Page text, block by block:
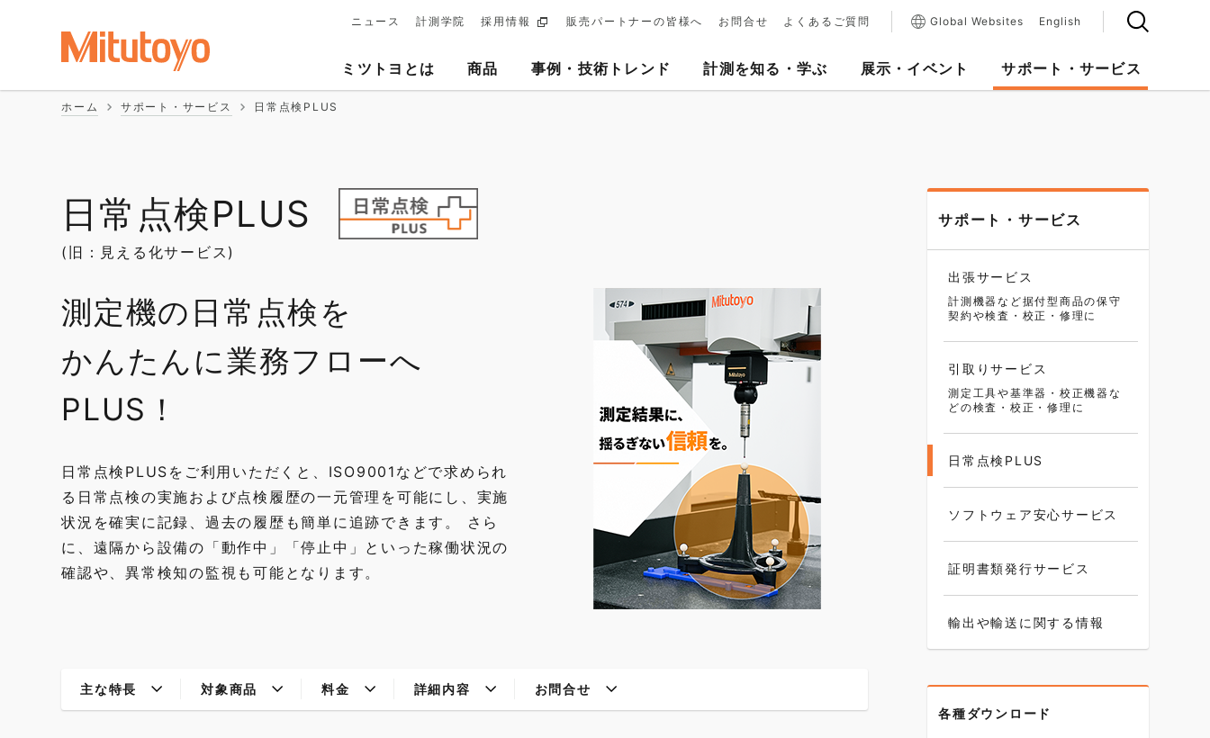
Secondary
Navigation
ミツトヨとは 商品 事例・技術トレンド 計測を知る・学ぶ 展示・イベント サポート・サービス
メ
イ
ン
ビ
ゲ
ニュース 計測学院 採用情報 販売パートナーの皆様へ お問合せ よくあるご質問 Global Websites English
ホーム サポート・サービス 日常点検PLUS
日常点検PLUS
(旧：見える化サービス)
測定機の日常点検を
かんたんに業務フローへ
PLUS！
日常点検PLUSをご利用いただくと、ISO9001などで求められ
る日常点検の実施および点検履歴の一元管理を可能にし、実施
状況を確実に記録、過去の履歴も簡単に追跡できます。 さら
に、遠隔から設備の「動作中」「停止中」といった稼働状況の
確認や、異常検知の監視も可能となります。
主な特長 対象商品 料金 詳細内容 お問合せ
サポート・サービス
出張サービス
計測機器など据付型商品の保守
契約や検査・校正・修理に
引取りサービス
測定工具や基準器・校正機器な
どの検査・校正・修理に
日常点検PLUS
ソフトウェア安心サービス
証明書類発行サービス
輸出や輸送に関する情報
各種ダウンロード